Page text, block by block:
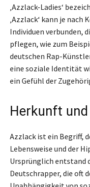
‚Azzlack-Ladies‘
‚Azzlack‘ kann je
Individuen verbunden,
pflegen, wie zum
deutschen Rap-
eine soziale Identität
ein Gefühl der
Herkunft
Azzlack ist ein Begriff,
Lebensweise und der
Ursprünglich entstand
Deutschrapper, die oft